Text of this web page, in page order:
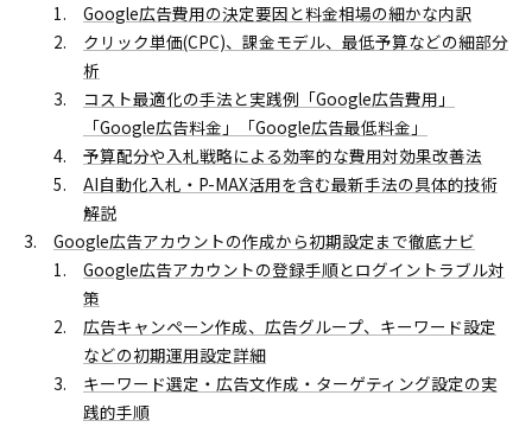
Google広告費用の決定要因と料金相場の細かな内訳
クリック単価(CPC)、課金モデル、最低予算などの細部分
析
コスト最適化の手法と実践例「Google広告費用」
「Google広告料金」「Google広告最低料金」
予算配分や入札戦略による効率的な費用対効果改善法
AI自動化入札・P-MAX活用を含む最新手法の具体的技術
解説
Google広告アカウントの作成から初期設定まで徹底ナビ
Google広告アカウントの登録手順とログイントラブル対
策
広告キャンペーン作成、広告グループ、キーワード設定
などの初期運用設定詳細
キーワード選定・広告文作成・ターゲティング設定の実
践的手順